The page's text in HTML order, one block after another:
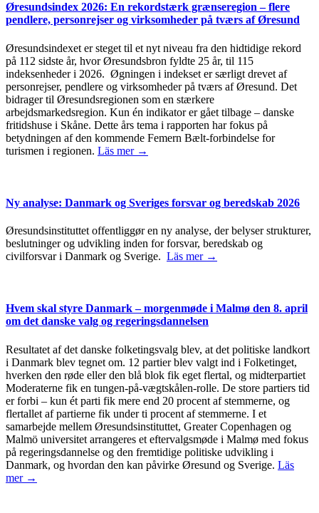
Øresundsindex 2026: En rekordstærk grænseregion – flere
pendlere, personrejser og virksomheder på tværs af Øresund
Øresundsindexet er steget til et nyt niveau fra den hidtidige rekord
på 112 sidste år, hvor Øresundsbron fyldte 25 år, til 115
indeksenheder i 2026. Øgningen i indekset er særligt drevet af
personrejser, pendlere og virksomheder på tværs af Øresund. Det
bidrager til Øresundsregionen som en stærkere
arbejdsmarkedsregion. Kun én indikator er gået tilbage – danske
fritidshuse i Skåne. Dette års tema i rapporten har fokus på
betydningen af den kommende Femern Bælt-forbindelse for
turismen i regionen. Läs mer →
Ny analyse: Danmark og Sveriges forsvar og beredskab 2026
Øresundsinstituttet offentliggør en ny analyse, der belyser strukturer,
beslutninger og udvikling inden for forsvar, beredskab og
civilforsvar i Danmark og Sverige. Läs mer →
Hvem skal styre Danmark – morgenmøde i Malmø den 8. april
om det danske valg og regeringsdannelsen
Resultatet af det danske folketingsvalg blev, at det politiske landkort
i Danmark blev tegnet om. 12 partier blev valgt ind i Folketinget,
hverken den røde eller den blå blok fik eget flertal, og midterpartiet
Moderaterne fik en tungen-på-vægtskålen-rolle. De store partiers tid
er forbi – kun ét parti fik mere end 20 procent af stemmerne, og
flertallet af partierne fik under ti procent af stemmerne. I et
samarbejde mellem Øresundsinstituttet, Greater Copenhagen og
Malmö universitet arrangeres et eftervalgsmøde i Malmø med fokus
på regeringsdannelse og den fremtidige politiske udvikling i
Danmark, og hvordan den kan påvirke Øresund og Sverige. Läs
mer →